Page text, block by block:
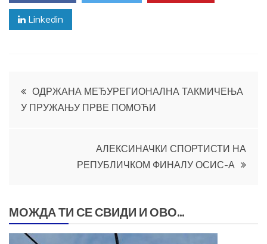
Linkedin
Кретање
ОДРЖАНА МЕЂУРЕГИОНАЛНА ТАКМИЧЕЊА
У ПРУЖАЊУ ПРВЕ ПОМОЋИ
АЛЕКСИНАЧКИ СПОРТИСТИ НА
РЕПУБЛИЧКОМ ФИНАЛУ ОСИС-А
МОЖДА ТИ СЕ СВИДИ И ОВО...